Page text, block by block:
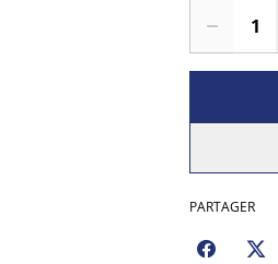
PARTAGER